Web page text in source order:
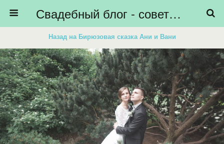
Свадебный блог - советы невестам, подготовка к свадьбе - HiBride
Назад на Бирюзовая сказка Ани и Вани